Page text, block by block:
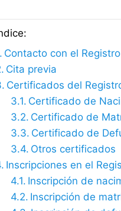
Contacto con el
Cita previa
Certificados del
Certificado de
Certificado de
Certificado de
Otros certificados
Inscripciones en el
Inscripción de
Inscripción de